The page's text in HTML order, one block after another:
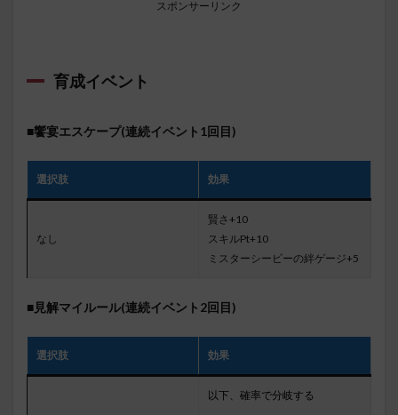
スポンサーリンク
育成イベント
■饗宴エスケープ(連続イベント1回目)
選択肢 効果
なし
賢さ+10
スキルPt+10
ミスターシービーの絆ゲージ+5
■見解マイルール(連続イベント2回目)
選択肢 効果
以下、確率で分岐する